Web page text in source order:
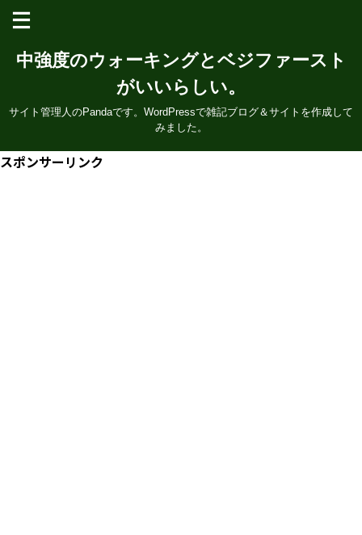
中強度のウォーキングとベジファースト
がいいらしい。
サイト管理人のPandaです。WordPressで雑記ブログ＆サイトを作成して
みました。
スポンサーリンク